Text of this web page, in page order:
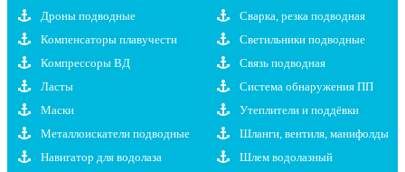
Дроны подводные
Компенсаторы плавучести
Компрессоры ВД
Ласты
Маски
Металлоискатели подводные
Навигатор для водолаза
Сварка, резка подводная
Светильники подводные
Связь подводная
Система обнаружения ПП
Утеплители и поддёвки
Шланги, вентиля, манифолды
Шлем водолазный